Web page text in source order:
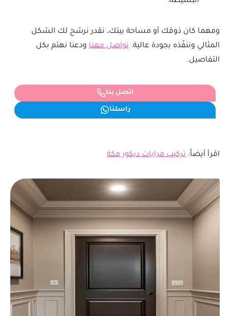
ومهما كان ذوقك أو مساحة بيتك، نقدر نرشح لك الشكل
المثالي وننفّذه بجودة عالية. تواصل معنا ودعنا نهتم بكل
التفاصيل.
اتصل بنا
راسلنا
اقرأ أيضاً: تركيب مرايات ديكور مكة